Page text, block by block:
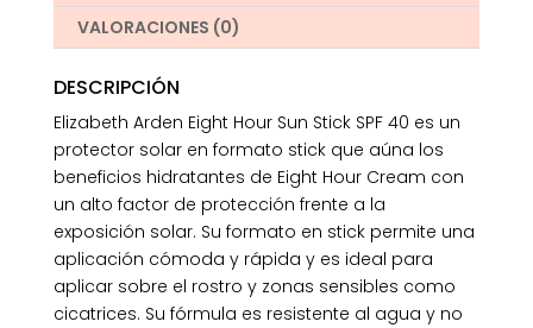
VALORACIONES (0)
DESCRIPCIÓN
Elizabeth Arden Eight Hour Sun Stick SPF 40 es un
protector solar en formato stick que aúna los
beneficios hidratantes de Eight Hour Cream con
un alto factor de protección frente a la
exposición solar. Su formato en stick permite una
aplicación cómoda y rápida y es ideal para
aplicar sobre el rostro y zonas sensibles como
cicatrices. Su fórmula es resistente al agua y no